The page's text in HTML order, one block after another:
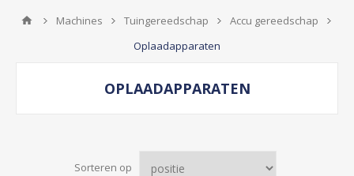
Machines Tuingereedschap
Accu gereedschap
Oplaadapparaten
OPLAADAPPARATEN
Sorteren op